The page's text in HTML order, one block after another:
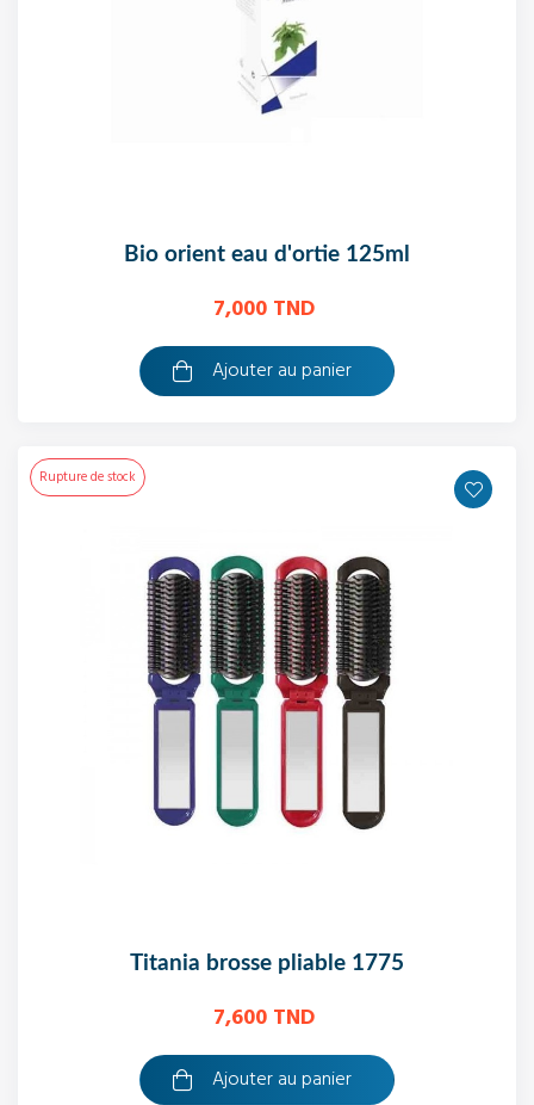
bio orient eau d'ortie 125ml
7,000 TND
Ajouter au panier
Rupture de stock
titania brosse pliable 1775
7,600 TND
Ajouter au panier